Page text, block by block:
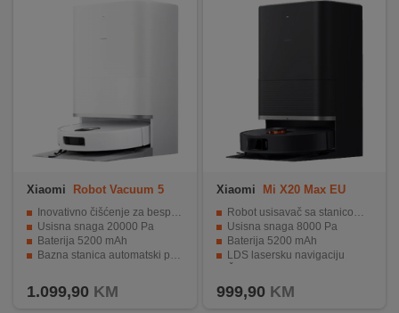
Xiaomi Robot Vacuum 5
Inovativno čišćenje za besprijekorne rezultate
Usisna snaga 20000 Pa
Baterija 5200 mAh
Bazna stanica automatski pere i suši krpe za brisanje
1.099,90 KM
Xiaomi Mi X20 Max EU
Robot usisavač sa stanicom za samopražnjenje
Usisna snaga 8000 Pa
Baterija 5200 mAh
LDS lasersku navigaciju
999,90 KM